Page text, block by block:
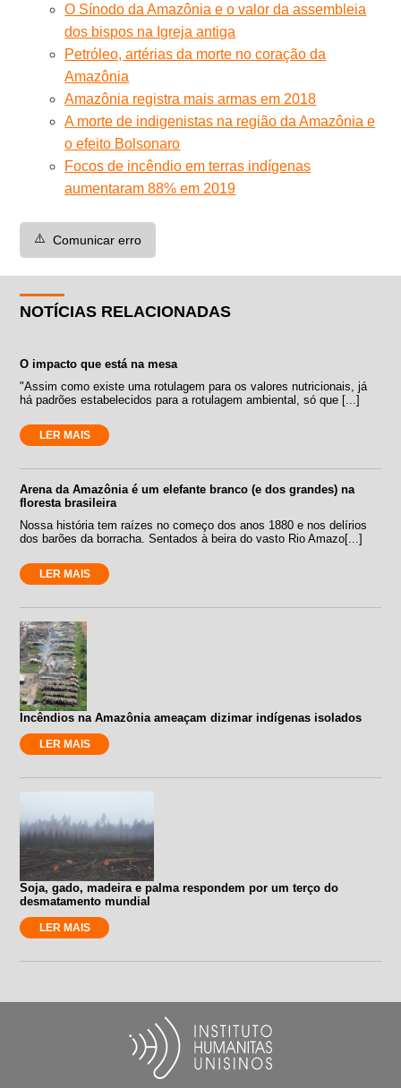
O Sínodo da Amazônia e o valor da assembleia
dos bispos na Igreja antiga
Petróleo, artérias da morte no coração da
Amazônia
Amazônia registra mais armas em 2018
A morte de indigenistas na região da Amazônia e
o efeito Bolsonaro
Focos de incêndio em terras indígenas
aumentaram 88% em 2019
⚠️ Comunicar erro
NOTÍCIAS RELACIONADAS
O impacto que está na mesa
"Assim como existe uma rotulagem para os valores nutricionais, já
há padrões estabelecidos para a rotulagem ambiental, só que [...]
LER MAIS
Arena da Amazônia é um elefante branco (e dos grandes) na
floresta brasileira
Nossa história tem raízes no começo dos anos 1880 e nos delírios
dos barões da borracha. Sentados à beira do vasto Rio Amazo[...]
LER MAIS
Incêndios na Amazônia ameaçam dizimar indígenas isolados
LER MAIS
Soja, gado, madeira e palma respondem por um terço do
desmatamento mundial
LER MAIS